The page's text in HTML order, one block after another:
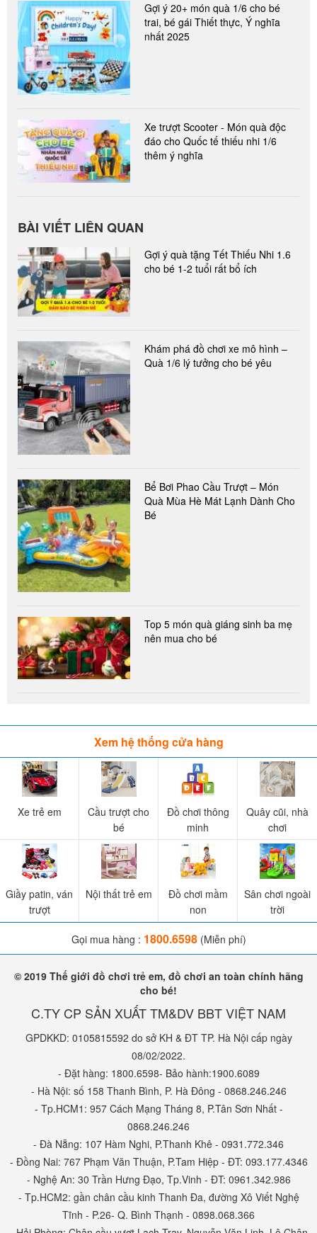
Gợi ý 20+ món quà 1/6 cho bé
trai, bé gái Thiết thực, Ý nghĩa
nhất 2025
Xe trượt Scooter - Món quà độc
đáo cho Quốc tế thiếu nhi 1/6
thêm ý nghĩa
BÀI VIẾT LIÊN QUAN
Gợi ý quà tặng Tết Thiếu Nhi 1.6
cho bé 1-2 tuổi rất bổ ích
Khám phá đồ chơi xe mô hình –
Quà 1/6 lý tưởng cho bé yêu
Bể Bơi Phao Cầu Trượt – Món
Quà Mùa Hè Mát Lạnh Dành Cho
Bé
Top 5 món quà giáng sinh ba mẹ
nên mua cho bé
Xem hệ thống cửa hàng
Xe trẻ em
Cầu trượt cho
bé
Đồ chơi thông
minh
Quây cũi, nhà
chơi
Giầy patin, ván
trượt
Nội thất trẻ em
Đồ chơi mầm
non
Sân chơi ngoài
trời
Gọi mua hàng : 1800.6598(Miễn phí)
© 2019 Thế giới đồ chơi trẻ em, đồ chơi an toàn chính hãng
cho bé!
C.TY CP SẢN XUẤT TM&DV BBT VIỆT NAM
GPDKKD: 0105815592 do sở KH & ĐT TP. Hà Nội cấp ngày
08/02/2022.
- Đặt hàng: 1800.6598- Bảo hành:1900.6089
- Hà Nội: số 158 Thanh Bình, P. Hà Đông - 0868.246.246
- Tp.HCM1: 957 Cách Mạng Tháng 8, P.Tân Sơn Nhất -
0868.246.246
- Đà Nẵng: 107 Hàm Nghi, P.Thanh Khê - 0931.772.346
- Đồng Nai: 767 Phạm Văn Thuận, P.Tam Hiệp - ĐT: 093.177.4346
- Nghệ An: 30 Trần Hưng Đạo, Tp.Vinh - ĐT: 0961.342.986
- Tp.HCM2: gần chân cầu kinh Thanh Đa, đường Xô Viết Nghệ
Tĩnh - P.26- Q. Bình Thạnh - 0898.068.366